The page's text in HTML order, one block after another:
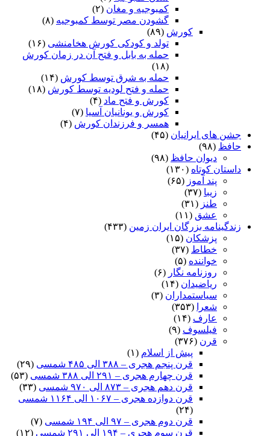
کمبوجیه و مغان (۲)
گشودن مصر توسط کمبوجیه (۸)
کورش (۸۹)
تولد و کودکی کورش هخامنشی (۱۶)
حمله به بابل و فتح آن در زمان کورش
(۱۸)
حمله به شرق توسط کورش (۱۴)
حمله و فتح لودیه توسط کورش (۱۸)
کورش و فتح ماد (۴)
کورش و یونانیان آسیا (۷)
همسر و فرزندان کورش (۴)
جشن های ایرانیان (۴۵)
حافظ (۹۸)
دیوان حافظ (۹۸)
داستان کوتاه (۱۳۰)
پند آموز (۶۵)
زیبا (۳۷)
طنز (۳۱)
عشق (۱۱)
زندگینامه بزرگان ایران زمین (۴۳۳)
پزشکان (۱۵)
خطاط (۳۷)
خواننده (۵)
روزنامه نگار (۶)
ریاضیدان (۱۴)
سیاستمداران (۳)
شعرا
(۳۵۳)
عارف (۱۴)
فیلسوف (۹)
قرن (۳۷۶)
پیش از اسلام (۱)
قرن پنجم هجری – ۳۸۸ الی ۴۸۵ شمسی
(۲۹)
قرن چهارم هجری – ۲۹۱ الی ۳۸۸ شمسی
(۵۳)
قرن دهم هجری – ۸۷۳ الی ۹۷۰ شمسی
(۳۳)
قرن دوازده هجری – ۱۰۶۷ الی ۱۱۶۴ شمسی
(۲۴)
قرن دوم هجری – ۹۷ الی ۱۹۴ شمسی
(۷)
قرن سوم هجری – ۱۹۴ الی ۲۹۱ شمسی
(۱۲)